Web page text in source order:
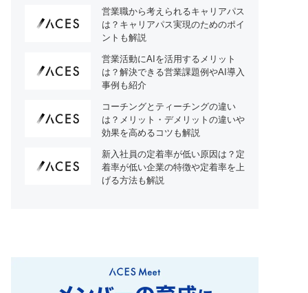
営業職から考えられるキャリアパス
は？キャリアパス実現のためのポイ
ントも解説
営業活動にAIを活用するメリット
は？解決できる営業課題例やAI導入
事例も紹介
コーチングとティーチングの違い
は？メリット・デメリットの違いや
効果を高めるコツも解説
新入社員の定着率が低い原因は？定
着率が低い企業の特徴や定着率を上
げる方法も解説